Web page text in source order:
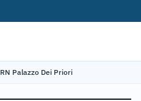
Palazzo Dei Priori